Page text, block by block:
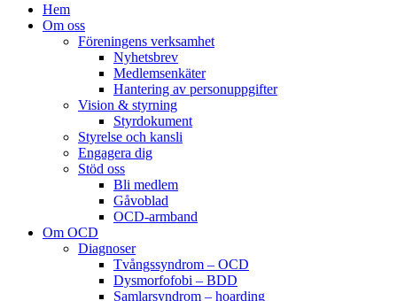
Hem
Om oss
Föreningens verksamhet
Nyhetsbrev
Medlemsenkäter
Hantering av personuppgifter
Vision & styrning
Styrdokument
Styrelse och kansli
Engagera dig
Stöd oss
Bli medlem
Gåvoblad
OCD-armband
Om OCD
Diagnoser
Tvångssyndrom – OCD
Dysmorfofobi – BDD
Samlarsyndrom – hoarding